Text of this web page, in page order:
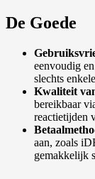
De Goede
eenvoudig
slechts
Kwaliteit
bereikbaar
reactietijden
aan, zoals
gemakkelijk